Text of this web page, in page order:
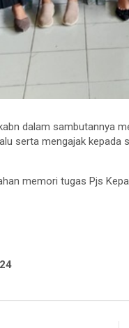
dalam sambutannya
serta mengajak
memori tugas Pjs